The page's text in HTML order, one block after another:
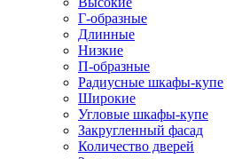
Г-образные
Длинные
Низкие
П-образные
Радиусные шкафы-купе
Широкие
Угловые шкафы-купе
Закругленный фасад
Количество дверей